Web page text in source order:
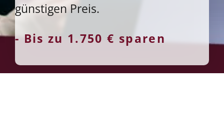
günstigen Preis.
- Bis zu 1.750 € sparen